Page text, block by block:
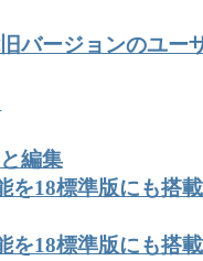
バージョンのユー
編集
を18標準版にも搭
を18標準版にも搭